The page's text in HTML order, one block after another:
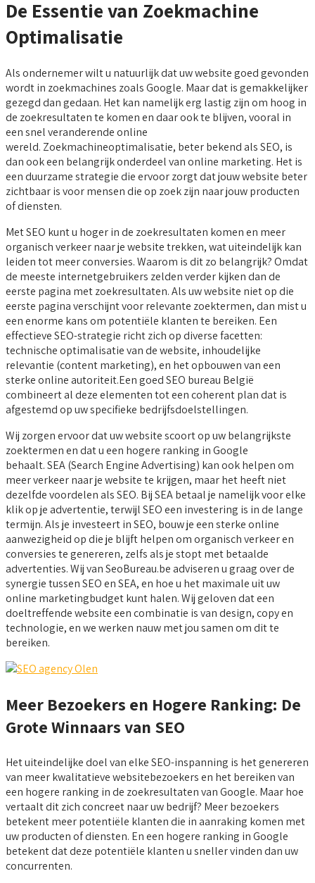
De Essentie van Zoekmachine
Optimalisatie
Als ondernemer wilt u natuurlijk dat uw website goed gevonden
wordt in zoekmachines zoals Google. Maar dat is gemakkelijker
gezegd dan gedaan. Het kan namelijk erg lastig zijn om hoog in
de zoekresultaten te komen en daar ook te blijven, vooral in
een snel veranderende online
wereld. Zoekmachineoptimalisatie, beter bekend als SEO, is
dan ook een belangrijk onderdeel van online marketing. Het is
een duurzame strategie die ervoor zorgt dat jouw website beter
zichtbaar is voor mensen die op zoek zijn naar jouw producten
of diensten.
Met SEO kunt u hoger in de zoekresultaten komen en meer
organisch verkeer naar je website trekken, wat uiteindelijk kan
leiden tot meer conversies. Waarom is dit zo belangrijk? Omdat
de meeste internetgebruikers zelden verder kijken dan de
eerste pagina met zoekresultaten. Als uw website niet op die
eerste pagina verschijnt voor relevante zoektermen, dan mist u
een enorme kans om potentiële klanten te bereiken. Een
effectieve SEO-strategie richt zich op diverse facetten:
technische optimalisatie van de website, inhoudelijke
relevantie (content marketing), en het opbouwen van een
sterke online autoriteit.Een goed SEO bureau België
combineert al deze elementen tot een coherent plan dat is
afgestemd op uw specifieke bedrijfsdoelstellingen.
Wij zorgen ervoor dat uw website scoort op uw belangrijkste
zoektermen en dat u een hogere ranking in Google
behaalt. SEA (Search Engine Advertising) kan ook helpen om
meer verkeer naar je website te krijgen, maar het heeft niet
dezelfde voordelen als SEO. Bij SEA betaal je namelijk voor elke
klik op je advertentie, terwijl SEO een investering is in de lange
termijn. Als je investeert in SEO, bouw je een sterke online
aanwezigheid op die je blijft helpen om organisch verkeer en
conversies te genereren, zelfs als je stopt met betaalde
advertenties. Wij van SeoBureau.be adviseren u graag over de
synergie tussen SEO en SEA, en hoe u het maximale uit uw
online marketingbudget kunt halen. Wij geloven dat een
doeltreffende website een combinatie is van design, copy en
technologie, en we werken nauw met jou samen om dit te
bereiken.
Meer Bezoekers en Hogere Ranking: De
Grote Winnaars van SEO
Het uiteindelijke doel van elke SEO-inspanning is het genereren
van meer kwalitatieve websitebezoekers en het bereiken van
een hogere ranking in de zoekresultaten van Google. Maar hoe
vertaalt dit zich concreet naar uw bedrijf? Meer bezoekers
betekent meer potentiële klanten die in aanraking komen met
uw producten of diensten. En een hogere ranking in Google
betekent dat deze potentiële klanten u sneller vinden dan uw
concurrenten.